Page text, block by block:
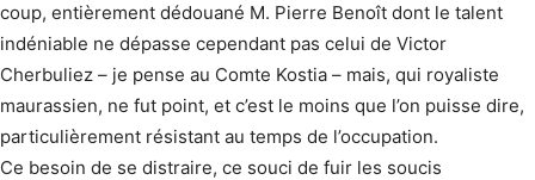
coup, entièrement dédouané M. Pierre Benoît dont le talent
indéniable ne dépasse cependant pas celui de Victor
Cherbuliez – je pense au Comte Kostia – mais, qui royaliste
maurassien, ne fut point, et c’est le moins que l’on puisse dire,
particulièrement résistant au temps de l’occupation.
Ce besoin de se distraire, ce souci de fuir les soucis